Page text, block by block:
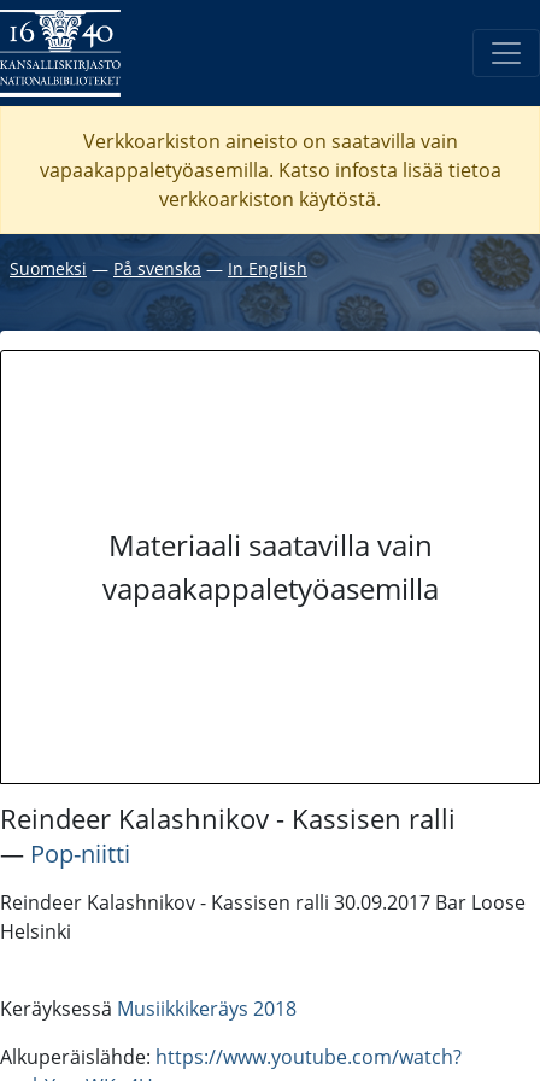
Verkkoarkiston aineisto on saatavilla vain
vapaakappaletyöasemilla. Katso infosta lisää tietoa
verkkoarkiston käytöstä.
Suomeksi ― På svenska― In English
Materiaali saatavilla vain
vapaakappaletyöasemilla
Reindeer Kalashnikov - Kassisen ralli
― Pop-niitti
Reindeer Kalashnikov - Kassisen ralli 30.09.2017 Bar Loose
Helsinki
Keräyksessä Musiikkikeräys 2018
Alkuperäislähde: https://www.youtube.com/watch?